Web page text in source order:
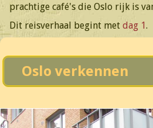
prachtige café's die Oslo rijk is
Dit reisverhaal begint met dag 1.
Oslo verkennen